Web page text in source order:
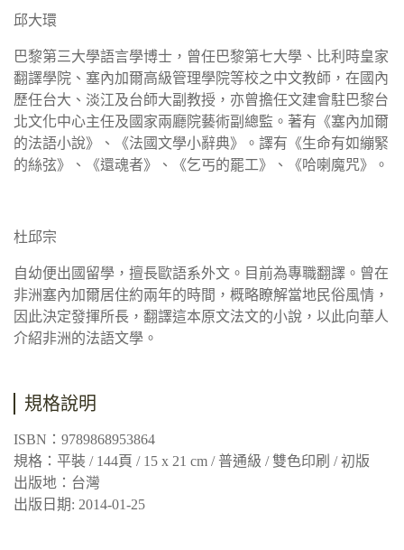
邱大環
巴黎第三大學語言學博士，曾任巴黎第七大學、比利時皇家
翻譯學院、塞內加爾高級管理學院等校之中文教師，在國內
歷任台大、淡江及台師大副教授，亦曾擔任文建會駐巴黎台
北文化中心主任及國家兩廳院藝術副總監。著有《塞內加爾
的法語小說》、《法國文學小辭典》。譯有《生命有如繃緊
的絲弦》、《還魂者》、《乞丐的罷工》、《哈喇魔咒》。
杜邱宗
自幼便出國留學，擅長歐語系外文。目前為專職翻譯。曾在
非洲塞內加爾居住約兩年的時間，概略瞭解當地民俗風情，
因此決定發揮所長，翻譯這本原文法文的小說，以此向華人
介紹非洲的法語文學。
規格說明
ISBN：9789868953864
規格：平裝 / 144頁 / 15 x 21 cm / 普通級 / 雙色印刷 / 初版
出版地：台灣
出版日期: 2014-01-25